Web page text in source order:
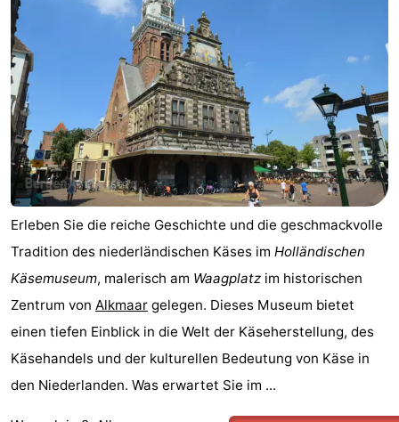
Erleben Sie die reiche Geschichte und die geschmackvolle
Tradition des niederländischen Käses im Holländischen
Käsemuseum, malerisch am Waagplatz im historischen
Zentrum von Alkmaar gelegen. Dieses Museum bietet
einen tiefen Einblick in die Welt der Käseherstellung, des
Käsehandels und der kulturellen Bedeutung von Käse in
den Niederlanden. Was erwartet Sie im ...